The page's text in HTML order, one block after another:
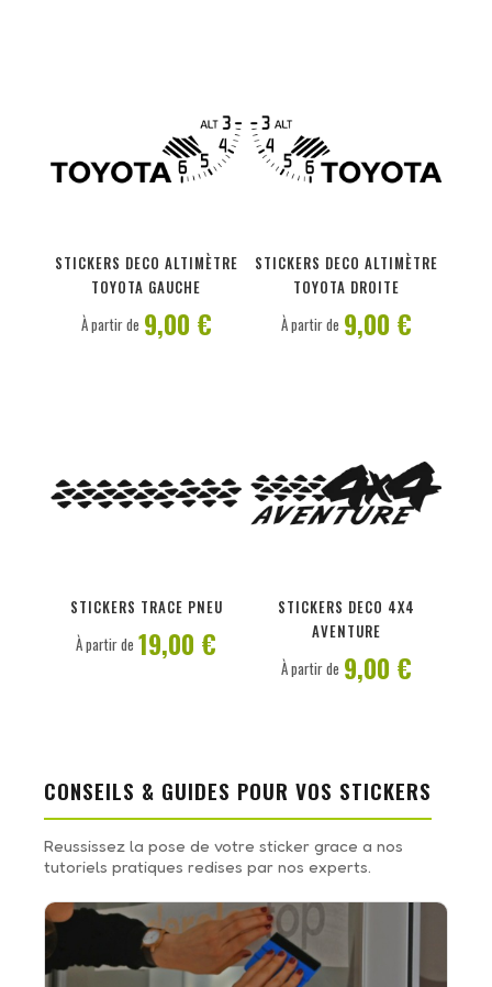
STICKERS DECO ALTIMÈTRE
TOYOTA GAUCHE
À partir de 9,00 €
STICKERS DECO ALTIMÈTRE
TOYOTA DROITE
À partir de 9,00 €
STICKERS TRACE PNEU
À partir de 19,00 €
STICKERS DECO 4X4
AVENTURE
À partir de 9,00 €
CONSEILS & GUIDES POUR VOS STICKERS
Reussissez la pose de votre sticker grace a nos
tutoriels pratiques redises par nos experts.